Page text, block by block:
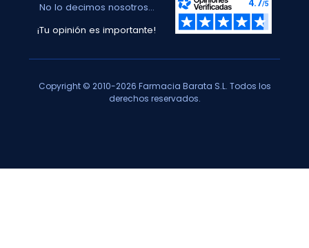
No lo decimos nosotros...
¡Tu opinión es importante!
Copyright © 2010-2026 Farmacia Barata S.L. Todos los
derechos reservados.